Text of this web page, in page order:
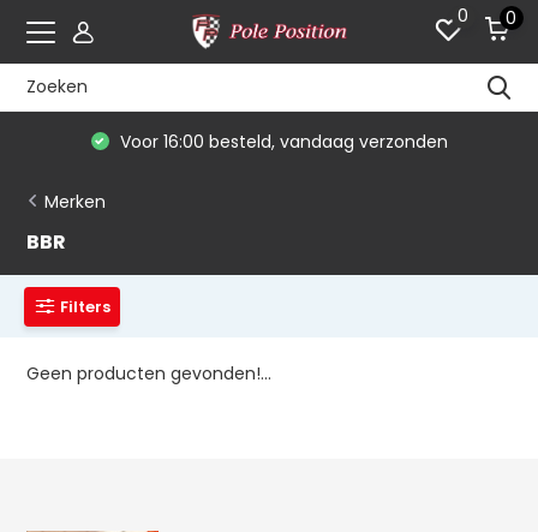
0 0
Voor 16:00 besteld, vandaag verzonden
Merken
BBR
Filters
Geen producten gevonden!...